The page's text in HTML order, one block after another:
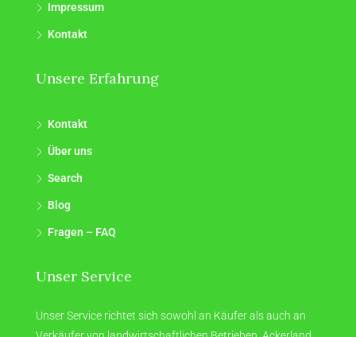
Impressum
Kontakt
Unsere Erfahrung
Kontakt
Über uns
Search
Blog
Fragen – FAQ
Unser Service
Unser Service richtet sich sowohl an Käufer als auch an